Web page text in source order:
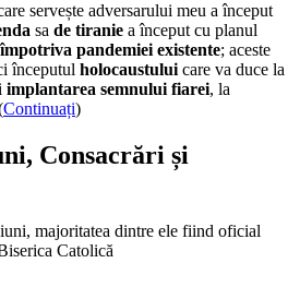
servește adversarului meu a început
sa de tiranie a început cu planul
pandemiei existente; aceste
începutul holocaustului care va duce la
implantarea semnului fiarei, la
Continuați)
Consacrări și
majoritatea dintre ele fiind oficial
Catolică